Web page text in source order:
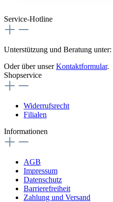
Service-Hotline
Unterstützung und Beratung unter:
Oder über unserKontaktformular.
Shopservice
Widerrufsrecht
Filialen
Informationen
AGB
Impressum
Datenschutz
Barrierefreiheit
Zahlung und Versand